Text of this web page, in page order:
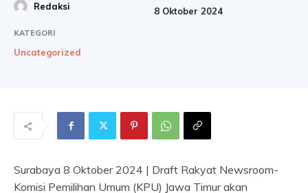
Redaksi 8 Oktober 2024
KATEGORI
Uncategorized
Surabaya 8 Oktober 2024 | Draft Rakyat Newsroom-
Komisi Pemilihan Umum (KPU) Jawa Timur akan